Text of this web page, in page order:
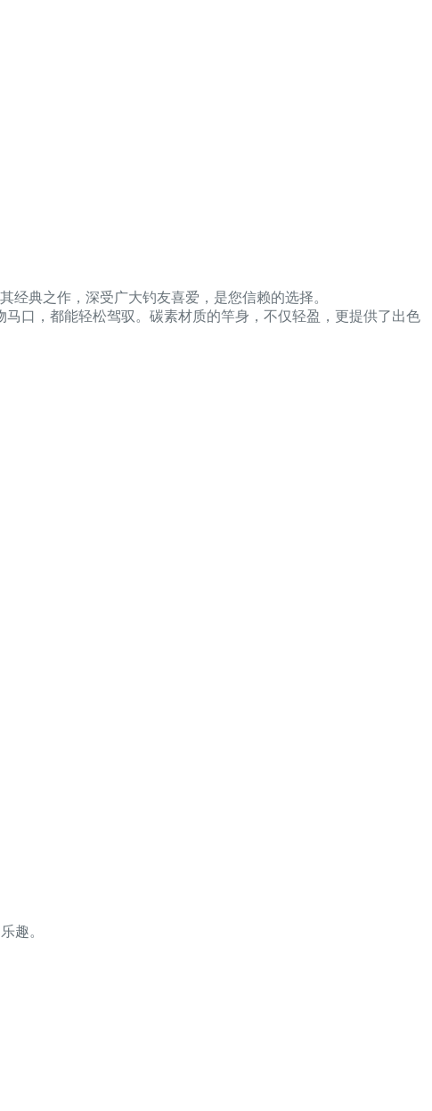
典之作，深受广大钓友喜爱，是您信赖的选择。
马口，都能轻松驾驭。碳素材质的竿身，不仅轻盈，更提供了出色
趣。